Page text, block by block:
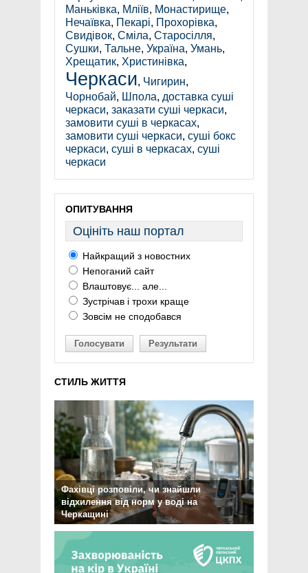
Маньківка, Мліїв, Монастирище,
Нечаївка, Пекарі, Прохорівка,
Свидівок, Сміла, Старосілля,
Сушки, Тальне, Україна, Умань,
Хрещатик, Христинівка,
Черкаси, Чигирин,
Чорнобай, Шпола, доставка суші
черкаси, заказати суші черкаси,
замовити суші в черкасах,
замовити суші черкаси, суші бокс
черкаси, суші в черкасах, суші
черкаси
ОПИТУВАННЯ
Оцініть наш портал
Найкращий з новостних
Непоганий сайт
Влаштовує... але...
Зустрічав і трохи краще
Зовсім не сподобався
Голосувати Результати
СТИЛЬ ЖИТТЯ
Фахівці розповіли, чи знайшли
відхилення від норм у воді на
Черкащині